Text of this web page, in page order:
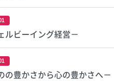
ルビーイング経営－
豊かさから心の豊かさへ－